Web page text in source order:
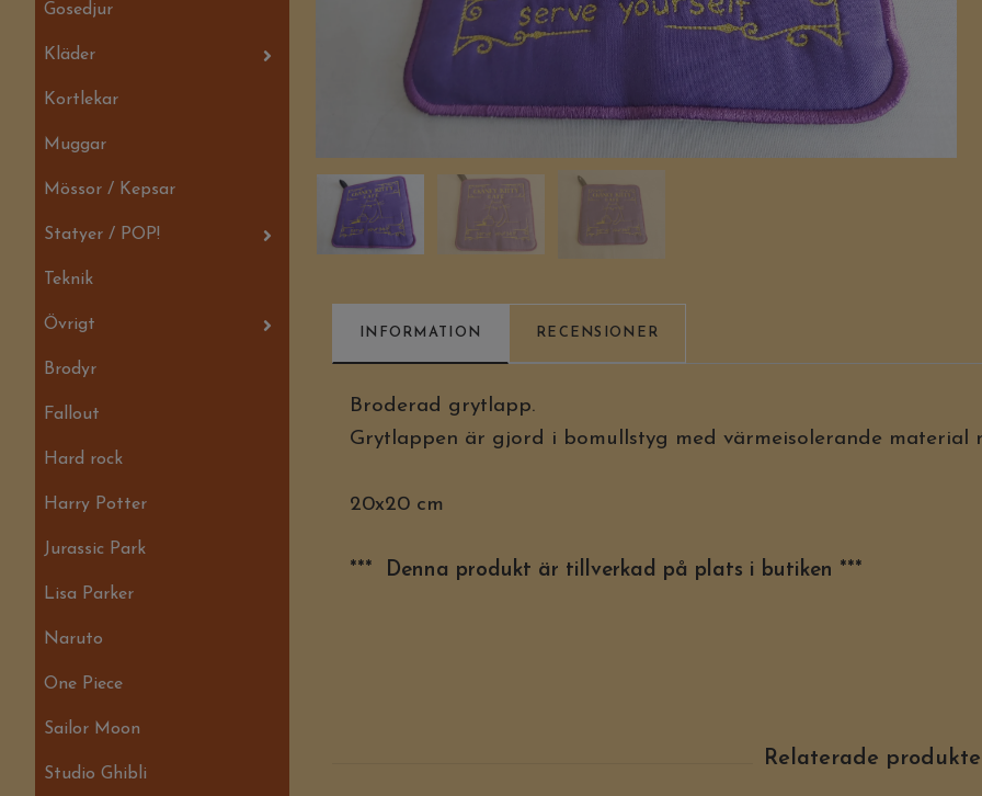
Gosedjur
Kläder
Kortlekar
Muggar
Mössor / Kepsar
Statyer / POP!
Teknik
Övrigt
Brodyr
Fallout
Hard rock
Harry Potter
Jurassic Park
Lisa Parker
Naruto
One Piece
Sailor Moon
Studio Ghibli
INFORMATION RECENSIONER
Broderad grytlapp.
Grytlappen är gjord i bomullstyg med värmeisolerande material
20x20 cm
*** Denna produkt är tillverkad på plats i butiken ***